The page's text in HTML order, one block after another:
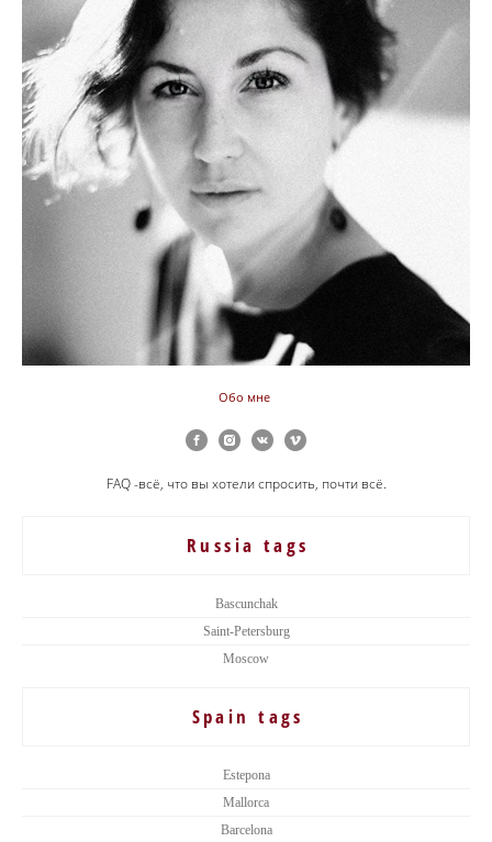
Обо мне
FAQ -всё, что вы хотели спросить, почти всё.
Russia tags
Bascunchak
Saint-Petersburg
Moscow
Spain tags
Estepona
Mallorca
Barcelona